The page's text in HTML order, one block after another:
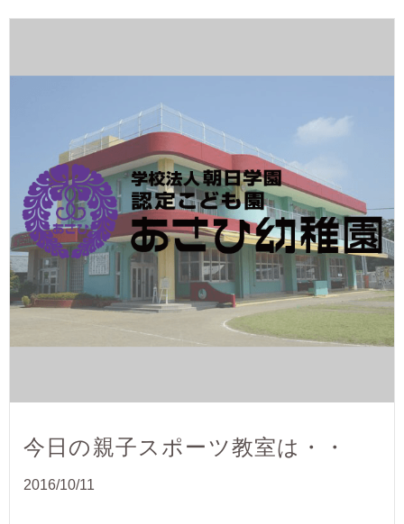
今日の親子スポーツ教室は・・
2016/10/11